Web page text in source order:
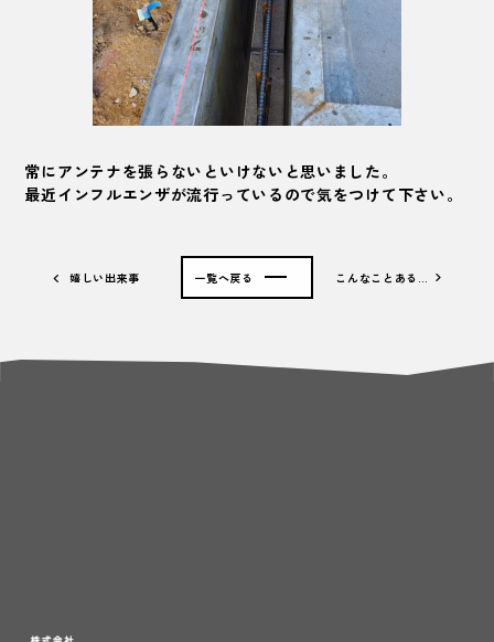
常にアンテナを張らないといけないと思いました。
最近インフルエンザが流行っているので気をつけて下さい。
嬉しい出来事 こんなことある…
一覧へ戻る